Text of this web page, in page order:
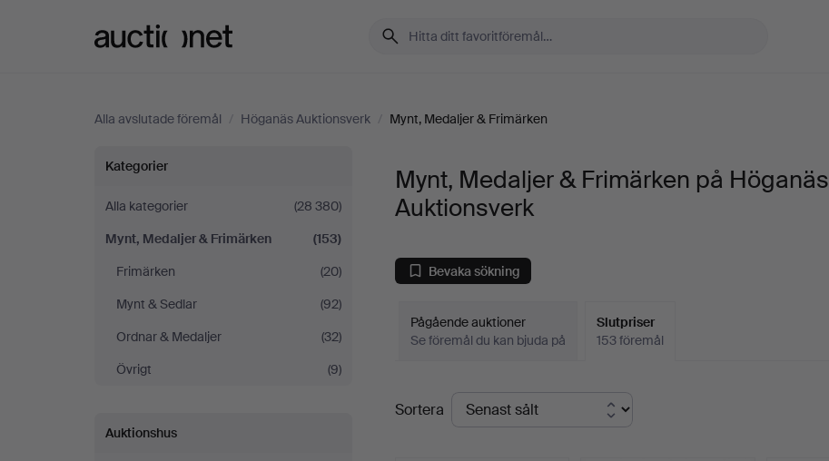
Alla avslutade föremål / Höganäs Auktionsverk / Mynt, Medaljer & Frimärken
Mynt,
Medaljer
&
Frimärken
på
Höganäs
Auktionsverk
Kategorier
Alla kategorier
(28 380)
Mynt, Medaljer & Frimärken
(153)
Frimärken
(20)
Mynt & Sedlar
(92)
Ordnar & Medaljer
(32)
Övrigt
(9)
Auktionshus
Mynt, Medaljer & Frimärken på Höganäs
Auktionsverk
Bevaka sökning
Pågående auktioner
Se föremål du kan bjuda på
Slutpriser
153 föremål
Slutpriser
Sortera